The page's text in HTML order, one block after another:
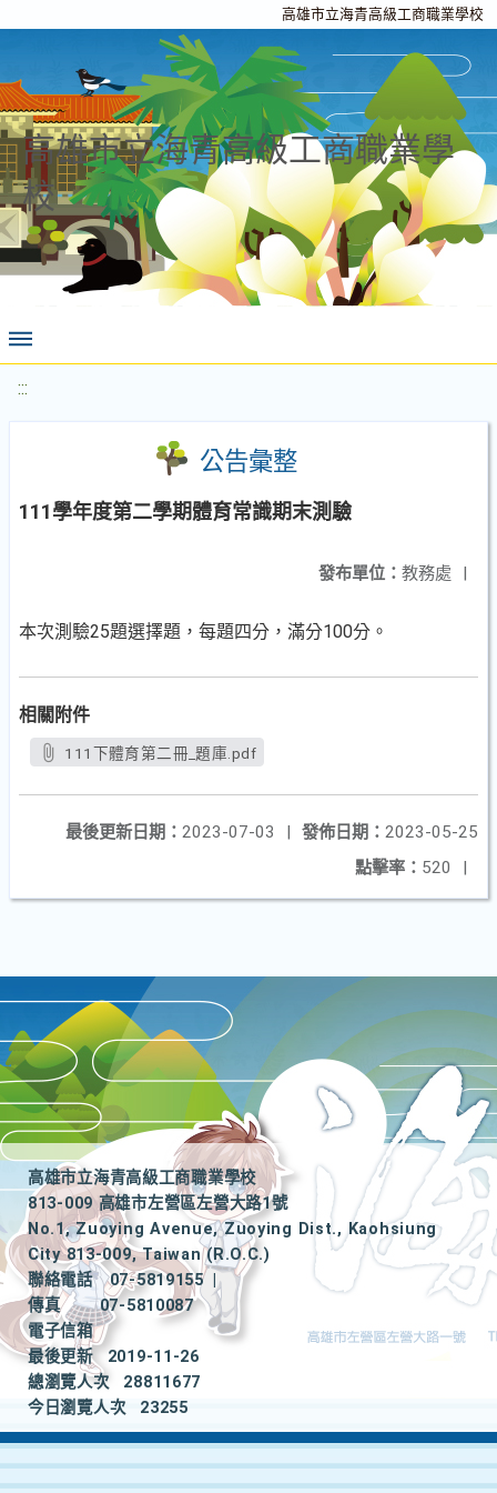
高雄市立海青高級工商職業學校
高雄市立海青高級工商職業學
校
:::
公告彙整
111學年度第二學期體育常識期末測驗
發布單位： 教務處 |
本次測驗25題選擇題，每題四分，滿分100分。
相關附件
111下體育第二冊_題庫.pdf
發佈日期： 2023-05-25
最後更新日期： 2023-07-03
|
點擊率： 520 |
高雄市立海青高級工商職業學校
813-009 高雄市左營區左營大路1號
No.1, Zuoying Avenue, Zuoying Dist., Kaohsiung
City 813-009, Taiwan (R.O.C.)
聯絡電話
07-5819155
|
傳真
07-5810087
電子信箱
最後更新
2019-11-26
總瀏覽人次
28811677
今日瀏覽人次
23255